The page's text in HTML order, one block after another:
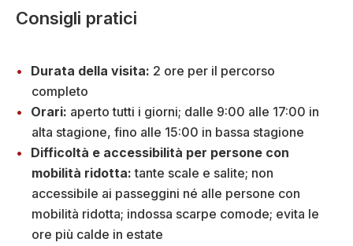
Consigli pratici
Durata della visita: 2 ore per il percorso
completo
Orari: aperto tutti i giorni; dalle 9:00 alle 17:00 in
alta stagione, fino alle 15:00 in bassa stagione
Difficoltà e accessibilità per persone con
mobilità ridotta: tante scale e salite; non
accessibile ai passeggini né alle persone con
mobilità ridotta; indossa scarpe comode; evita le
ore più calde in estate